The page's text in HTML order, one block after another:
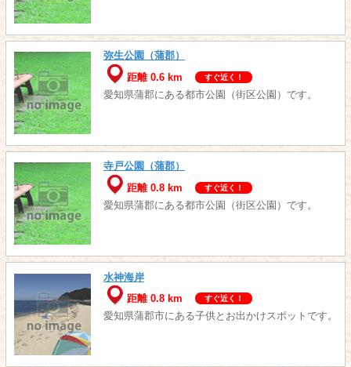
弥生公園（蒲郡）
距離 0.6 km
すぐ近く！
愛知県蒲郡にある都市公園（街区公園）です。
寺戸公園（蒲郡）
距離 0.8 km
すぐ近く！
愛知県蒲郡にある都市公園（街区公園）です。
水神海岸
距離 0.8 km
すぐ近く！
愛知県蒲郡市にある子供とお出かけスポットです。